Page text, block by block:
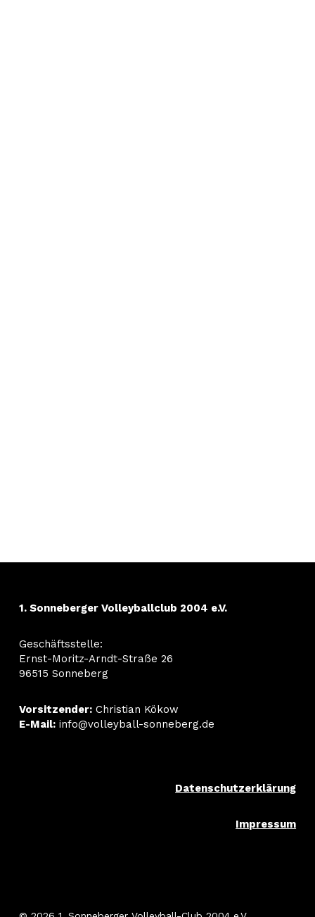
1. Sonneberger Volleyballclub 2004 e.V.
Geschäftsstelle:
Ernst-Moritz-Arndt-Straße 26
96515 Sonneberg
Vorsitzender:Christian Kökow
E-Mail:info@volleyball-sonneberg.de
Datenschutzerklärung
Impressum